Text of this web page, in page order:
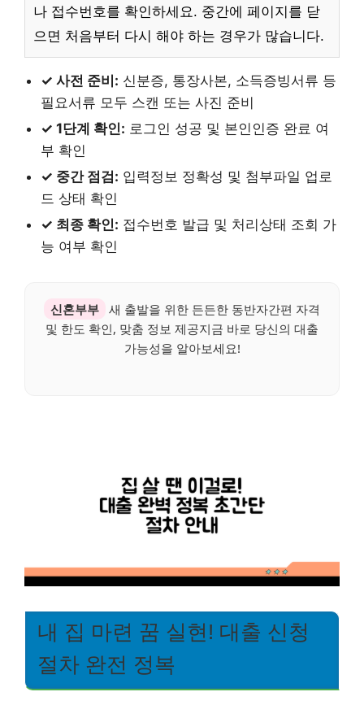
나 접수번호를 확인하세요. 중간에 페이지를 닫
으면 처음부터 다시 해야 하는 경우가 많습니다.
✓ 사전 준비: 신분증, 통장사본, 소득증빙서류 등
필요서류 모두 스캔 또는 사진 준비
✓ 1단계 확인: 로그인 성공 및 본인인증 완료 여
부 확인
✓ 중간 점검: 입력정보 정확성 및 첨부파일 업로
드 상태 확인
✓ 최종 확인: 접수번호 발급 및 처리상태 조회 가
능 여부 확인
신혼부부 새 출발을 위한 든든한 동반자간편 자격
및 한도 확인, 맞춤 정보 제공지금 바로 당신의 대출
가능성을 알아보세요!
내 집 마련 꿈 실현! 대출 신청
절차 완전 정복